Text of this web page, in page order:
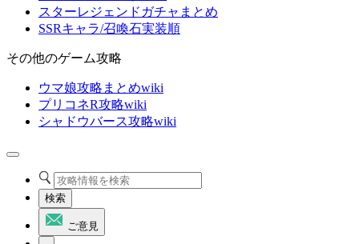
スターレジェンドガチャまとめ
SSRキャラ/召喚石実装順
その他のゲーム攻略
ウマ娘攻略まとめwiki
プリコネR攻略wiki
シャドウバース攻略wiki
検索
ご意見